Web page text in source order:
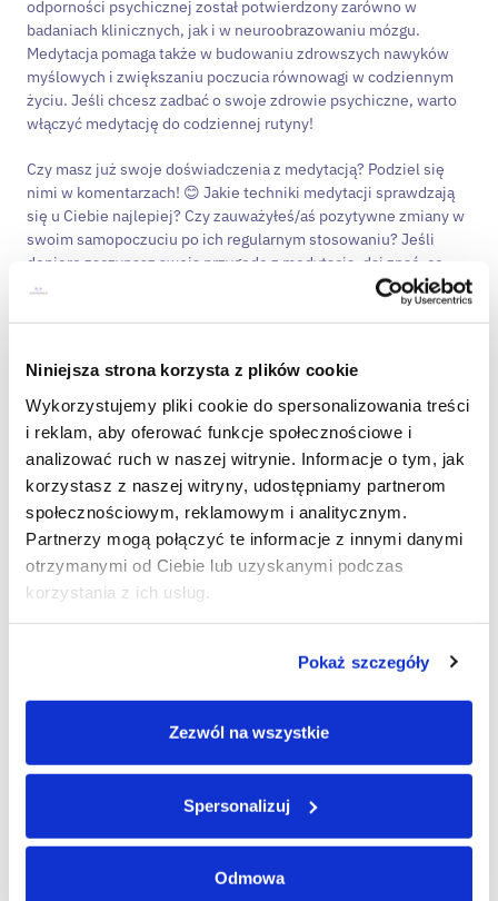
Niniejsza strona korzysta z plików cookie
Wykorzystujemy pliki cookie do spersonalizowania treści
i reklam, aby oferować funkcje społecznościowe i
analizować ruch w naszej witrynie. Informacje o tym, jak
korzystasz z naszej witryny, udostępniamy partnerom
społecznościowym, reklamowym i analitycznym.
Partnerzy mogą połączyć te informacje z innymi danymi
otrzymanymi od Ciebie lub uzyskanymi podczas
korzystania z ich usług.
Pokaż szczegóły
Zezwól na wszystkie
Spersonalizuj
Odmowa
odporności psychicznej został potwierdzony zarówno w
badaniach klinicznych, jak i w neuroobrazowaniu mózgu.
Medytacja pomaga także w budowaniu zdrowszych nawyków
myślowych i zwiększaniu poczucia równowagi w codziennym
życiu. Jeśli chcesz zadbać o swoje zdrowie psychiczne, warto
włączyć medytację do codziennej rutyny!
Czy masz już swoje doświadczenia z medytacją? Podziel się
nimi w komentarzach! 😊 Jakie techniki medytacji sprawdzają
się u Ciebie najlepiej? Czy zauważyłeś/aś pozytywne zmiany w
swoim samopoczuciu po ich regularnym stosowaniu? Jeśli
dopiero zaczynasz swoją przygodę z medytacją, daj znać, co
najbardziej Cię w niej interesuje i jakie masz oczekiwania.
Tworzymy tu przestrzeń do wymiany doświadczeń i wzajemnej
Sprawdź inne artykuły
Maskowanie ADHD u kobiet — ile naprawdę
Psycholog Robert Pinkert • 03.08.2026
wyczerpujących, a zarazem najmniej widocznych